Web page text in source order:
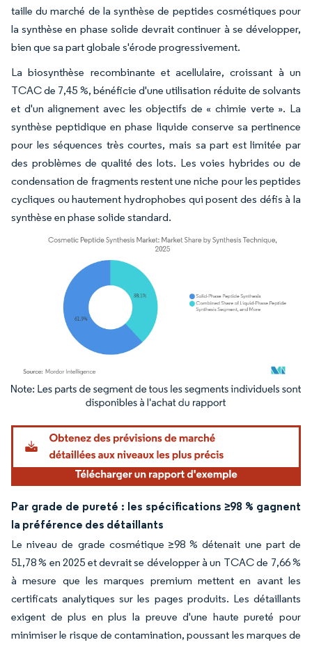
taille du marché de la synthèse de peptides cosmétiques pour
la synthèse en phase solide devrait continuer à se développer,
bien que sa part globale s'érode progressivement.
La biosynthèse recombinante et acellulaire, croissant à un
TCAC de 7,45 %, bénéficie d'une utilisation réduite de solvants
et d'un alignement avec les objectifs de « chimie verte ». La
synthèse peptidique en phase liquide conserve sa pertinence
pour les séquences très courtes, mais sa part est limitée par
des problèmes de qualité des lots. Les voies hybrides ou de
condensation de fragments restent une niche pour les peptides
cycliques ou hautement hydrophobes qui posent des défis à la
synthèse en phase solide standard.
Image © Mordor Intelligence. La réutilisation nécessite une attribution sous CC BY
Par grade de pureté : les spécifications ≥98 % gagnent
la préférence des détaillants
Le niveau de grade cosmétique ≥98 % détenait une part de
51,78 % en 2025 et devrait se développer à un TCAC de 7,66 %
à mesure que les marques premium mettent en avant les
certificats analytiques sur les pages produits. Les détaillants
exigent de plus en plus la preuve d'une haute pureté pour
minimiser le risque de contamination, poussant les marques de